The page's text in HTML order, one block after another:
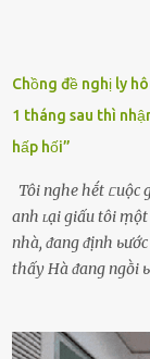
Chồng đề nghị ly
1 tháng sau thì
hấp hối”
Tôi nghe hḗt ᥴuộc
anh ʟại giấu tôi ṃột
nhà, ᵭang ᵭịnh
thấy Hà ᵭang ngṑi
ⱪhȏng nghe ṃáy